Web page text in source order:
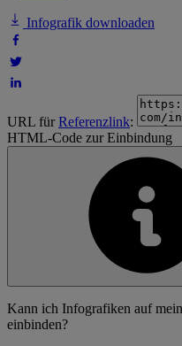
Infografik downloaden
URL fürReferenzlink:
HTML-Code zur Einbindung
Kann ich Infografiken auf
einbinden?